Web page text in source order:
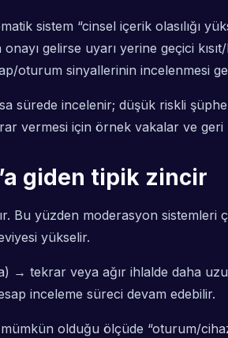
sistem “cinsel içerik olasılığı
gelirse uyarı yerine geçici
oturum sinyallerinin incelenmesi
sürede incelenir; düşük riskli
vermesi için örnek vakalar ve
giden tipik zincir
Bu yüzden moderasyon sistemleri
yükselir.
→ tekrar veya ağır ihlalde daha
inceleme süreci devam edebilir.
olduğu ölçüde “oturum/